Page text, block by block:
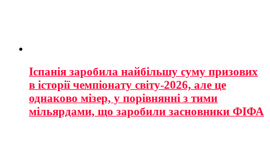
Іспанія заробила найбільшу суму призових
в історії чемпіонату світу-2026, але це
однаково мізер, у порівнянні з тими
мільярдами, що заробили засновники ФІФА